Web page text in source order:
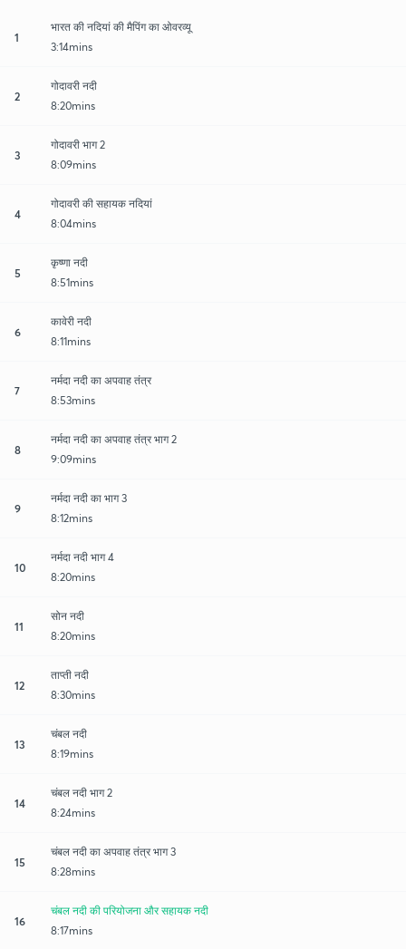
1
भारत की नदियां की मैपिंग का ओवरव्यू
3:14mins
2
गोदावरी नदी
8:20mins
3
गोदावरी भाग 2
8:09mins
4
गोदावरी की सहायक नदियां
8:04mins
5
कृष्णा नदी
8:51mins
6
कावेरी नदी
8:11mins
7
नर्मदा नदी का अपवाह तंत्र
8:53mins
8
नर्मदा नदी का अपवाह तंत्र भाग 2
9:09mins
9
नर्मदा नदी का भाग 3
8:12mins
10
नर्मदा नदी भाग 4
8:20mins
11
सोन नदी
8:20mins
12
ताप्ती नदी
8:30mins
13
चंबल नदी
8:19mins
14
चंबल नदी भाग 2
8:24mins
15
चंबल नदी का अपवाह तंत्र भाग 3
8:28mins
16
चंबल नदी की परियोजना और सहायक नदी
8:17mins